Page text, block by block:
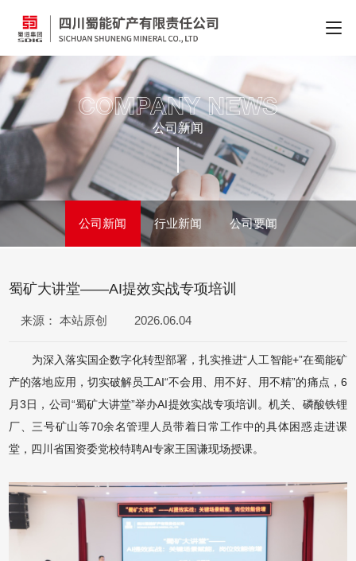
COMPANY NEWS
公司新闻
公司新闻 行业新闻 公司要闻
蜀矿大讲堂——AI提效实战专项培训
来源： 本站原创 2026.06.04
为深入落实国企数字化转型部署，扎实推进“人工智能+”在蜀能矿
产的落地应用，切实破解员工AI“不会用、用不好、用不精”的痛点，6
月3日，公司“蜀矿大讲堂”举办AI提效实战专项培训。机关、磷酸铁锂
厂、三号矿山等70余名管理人员带着日常工作中的具体困惑走进课
堂，四川省国资委党校特聘AI专家王国谦现场授课。